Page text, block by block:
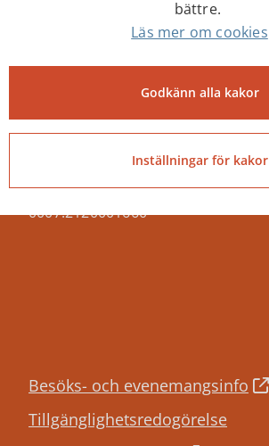
E-post: kommun@tibro.se
Organisationsnummer:
PEPPOL ID:
0007:2120001660
Besöks- och evenemangsinfo
Tillgänglighetsredogörelse
bättre.
Läs mer om cookies
Godkänn alla kakor
Inställningar för kakor